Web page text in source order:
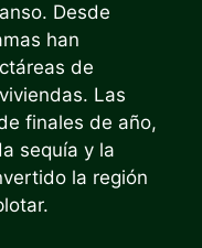
Desde
han
de
Las
finales de año,
sequía y la
la región